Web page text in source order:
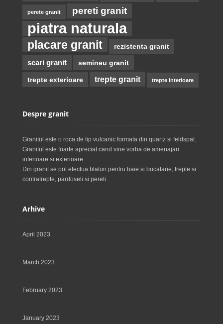
perete granit pereti granit
piatra naturala
placare granit rezistenta granit
scari granit semineu granit
trepte exterioare trepte granit trepte interioare
Despre granit
Granitul este o roca de tip vulcanic formata din quartz si feldspat.
Granitul este foarte apreciat cand vine vorba de amenajari
interioare si exterioare.
Din granit se pot efectua blaturi pentru baie si bucatarie, trepte si
contratrepte, pardoseli si pereti.
Arhive
April 2023
March 2023
February 2023
January 2023